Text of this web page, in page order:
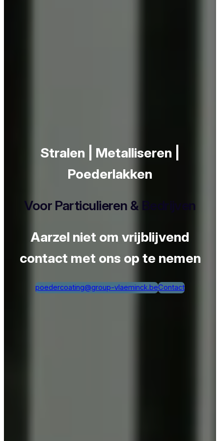
Stralen | Metalliseren |
Poederlakken
Voor Particulieren & Bedrijven
Aarzel niet om vrijblijvend
contact met ons op te nemen
poedercoating@group-vlaeminck.beContact